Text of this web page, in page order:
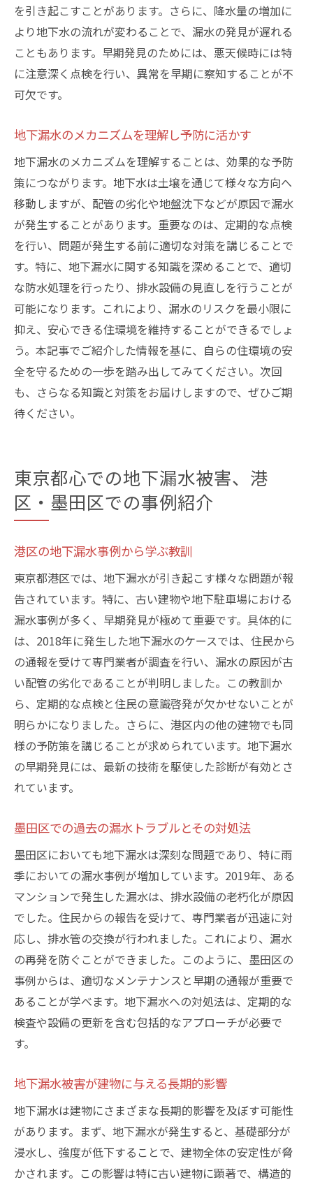
を引き起こすことがあります。さらに、降水量の増加に
より地下水の流れが変わることで、漏水の発見が遅れる
こともあります。早期発見のためには、悪天候時には特
に注意深く点検を行い、異常を早期に察知することが不
可欠です。
地下漏水のメカニズムを理解し予防に活かす
地下漏水のメカニズムを理解することは、効果的な予防
策につながります。地下水は土壌を通じて様々な方向へ
移動しますが、配管の劣化や地盤沈下などが原因で漏水
が発生することがあります。重要なのは、定期的な点検
を行い、問題が発生する前に適切な対策を講じることで
す。特に、地下漏水に関する知識を深めることで、適切
な防水処理を行ったり、排水設備の見直しを行うことが
可能になります。これにより、漏水のリスクを最小限に
抑え、安心できる住環境を維持することができるでしょ
う。本記事でご紹介した情報を基に、自らの住環境の安
全を守るための一歩を踏み出してみてください。次回
も、さらなる知識と対策をお届けしますので、ぜひご期
待ください。
東京都心での地下漏水被害、港
区・墨田区での事例紹介
港区の地下漏水事例から学ぶ教訓
東京都港区では、地下漏水が引き起こす様々な問題が報
告されています。特に、古い建物や地下駐車場における
漏水事例が多く、早期発見が極めて重要です。具体的に
は、2018年に発生した地下漏水のケースでは、住民から
の通報を受けて専門業者が調査を行い、漏水の原因が古
い配管の劣化であることが判明しました。この教訓か
ら、定期的な点検と住民の意識啓発が欠かせないことが
明らかになりました。さらに、港区内の他の建物でも同
様の予防策を講じることが求められています。地下漏水
の早期発見には、最新の技術を駆使した診断が有効とさ
れています。
墨田区での過去の漏水トラブルとその対処法
墨田区においても地下漏水は深刻な問題であり、特に雨
季においての漏水事例が増加しています。2019年、ある
マンションで発生した漏水は、排水設備の老朽化が原因
でした。住民からの報告を受けて、専門業者が迅速に対
応し、排水管の交換が行われました。これにより、漏水
の再発を防ぐことができました。このように、墨田区の
事例からは、適切なメンテナンスと早期の通報が重要で
あることが学べます。地下漏水への対処法は、定期的な
検査や設備の更新を含む包括的なアプローチが必要で
す。
地下漏水被害が建物に与える長期的影響
地下漏水は建物にさまざまな長期的影響を及ぼす可能性
があります。まず、地下漏水が発生すると、基礎部分が
浸水し、強度が低下することで、建物全体の安定性が脅
かされます。この影響は特に古い建物に顕著で、構造的